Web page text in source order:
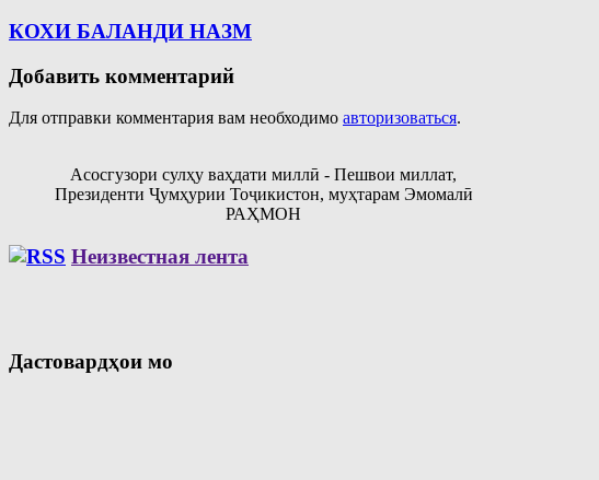
КОХИ БАЛАНДИ НАЗМ
Добавить комментарий
Для отправки комментария вам необходимо авторизоваться.
Асосгузори сулҳу ваҳдати миллӣ - Пешвои миллат,
Президенти Ҷумҳурии Тоҷикистон, муҳтарам Эмомалӣ
РАҲМОН
Неизвестная лента
Дастовардҳои мо